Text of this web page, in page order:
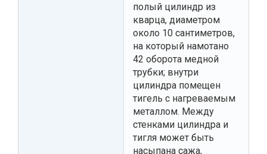
полый цилиндр из
кварца, диаметром
около 10 сантиметров,
на который намотано
42 оборота медной
трубки; внутри
цилиндра помещен
тигель с нагреваемым
металлом. Между
стенками цилиндра и
тигля может быть
насыпана сажа,